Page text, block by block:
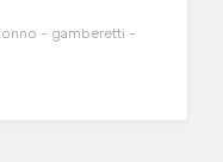
- gamberetti -